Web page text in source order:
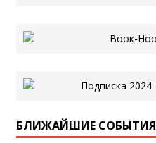
БЛИЖАЙШИЕ СОБЫТИЯ